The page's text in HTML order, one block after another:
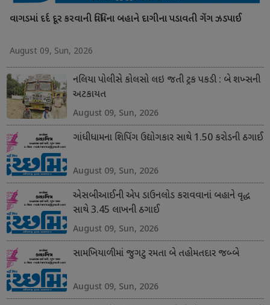
વાગડમાં દર્દ દૂર કરવાની વિધિના બહાને દાગીના પડાવતી ગેંગ ઝડપાઈ
August 09, Sun, 2026
નલિયા પોલીસે કોલસો લઇ જતી ટ્રક પકડી : બે શખ્સની
અટકાયત
August 09, Sun, 2026
ગાંધીધામના શિપિંગ ઉદ્યોગકાર સાથે 1.50 કરોડની ઠગાઈ
August 09, Sun, 2026
એસબીઆઈની એપ ડાઉનલોડ કરાવવાનાં બહાને વૃદ્ધ
સાથે 3.45 લાખની ઠગાઈ
August 09, Sun, 2026
સામખિયાળીમાં જુગટુ રમતા બે તહોમતદાર જબ્બે
August 09, Sun, 2026